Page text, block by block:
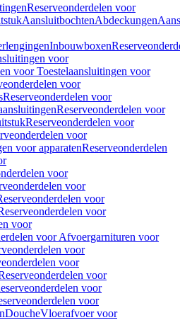
Reserveonderdelen voor
AansluitbochtenAbdeckungen
Inbouwboxen
voor
voor Toestelaansluitingen voor
voor
Reserveonderdelen voor
Reserveonderdelen voor
Reserveonderdelen voor
voor
voor apparatenReserveonderdelen
voor
voor
voor
voor
voor
voor Afvoergarnituren voor
voor
voor
voor
voor
voor
DoucheVloerafvoer voor